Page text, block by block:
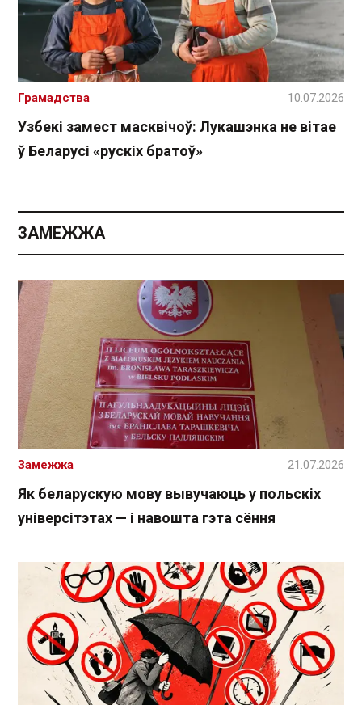
Узбекі замест масквічоў: Лукашэнка не вітае
ў Беларусі «рускіх братоў»
Грамадства 10.07.2026
ЗАМЕЖЖА
Як беларускую мову вывучаюць у польскіх
універсітэтах — і навошта гэта сёння
Замежжа 21.07.2026